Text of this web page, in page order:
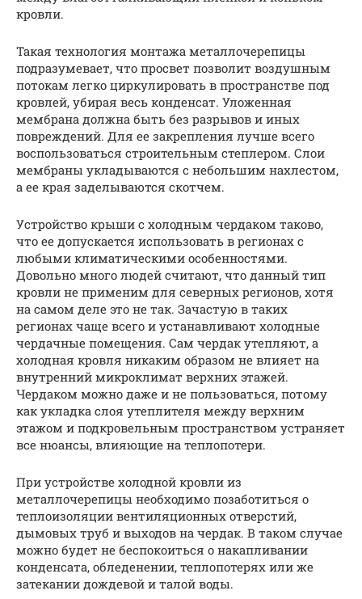
кровли.
Такая технология монтажа металлочерепицы
подразумевает, что просвет позволит воздушным
потокам легко циркулировать в пространстве под
кровлей, убирая весь конденсат. Уложенная
мембрана должна быть без разрывов и иных
повреждений. Для ее закрепления лучше всего
воспользоваться строительным степлером. Слои
мембраны укладываются с небольшим нахлестом,
а ее края заделываются скотчем.
Устройство крыши с холодным чердаком таково,
что ее допускается использовать в регионах с
любыми климатическими особенностями.
Довольно много людей считают, что данный тип
кровли не применим для северных регионов, хотя
на самом деле это не так. Зачастую в таких
регионах чаще всего и устанавливают холодные
чердачные помещения. Сам чердак утепляют, а
холодная кровля никаким образом не влияет на
внутренний микроклимат верхних этажей.
Чердаком можно даже и не пользоваться, потому
как укладка слоя утеплителя между верхним
этажом и подкровельным пространством устраняет
все нюансы, влияющие на теплопотери.
При устройстве холодной кровли из
металлочерепицы необходимо позаботиться о
теплоизоляции вентиляционных отверстий,
дымовых труб и выходов на чердак. В таком случае
можно будет не беспокоиться о накапливании
конденсата, обледенении, теплопотерях или же
затекании дождевой и талой воды.